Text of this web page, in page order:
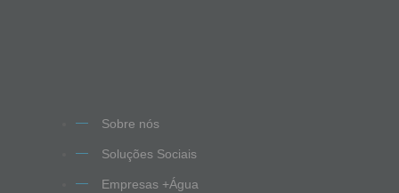
Sobre nós
Soluções Sociais
Empresas +Água